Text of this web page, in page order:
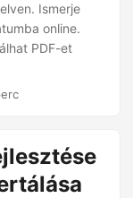
Ismerje
online.
PDF-et